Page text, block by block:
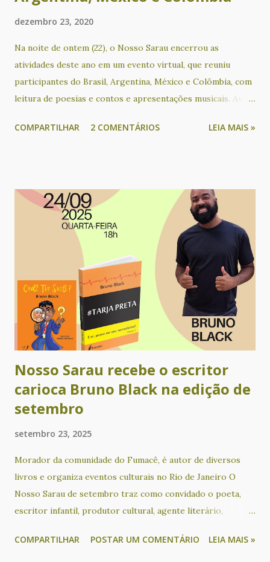
dezembro 23, 2020
Na noite de ontem (22), o Nosso Sarau encerrou as
atividades deste ano em um evento virtual, que reuniu
participantes do Brasil, Argentina, México e Colômbia, com
leitura de poesias e contos e apresentações musicais. As
desde que o evento passou a ser realizado em formato on-
Maschio, Cacau Novaes, Catarina Labouré, Cecilia Peixoto,
Cecilia Rogers, Claudia Alejandra Auriol, Cris Ávila, Cristina
Leilane Fernandes, Dilma de Andrade, Faba, Gabriela Ladrón
de Guevara, Graciela Romero, Jooselene Neggra Black,
Jorge Alfredo Castillo Moreno, Lican Javier M., Ligia
Helena Carvalho, Manuela Barreto, Mariana Valle, Mariney
Klecz, Martín Nigromante, Nhyin - o Gnomo do Arco-íris,
Priscila Moreira, Rebeca Carvalho, Regina Alves, Rita
Queiroz­, Rosania Alves, Sérgio Augusto Fer...
COMPARTILHAR 2 COMENTÁRIOS LEIA MAIS »
Nosso Sarau recebe o escritor
carioca Bruno Black na edição de
setembro
setembro 23, 2025
Morador da comunidade do Fumacê, é autor de diversos
livros e organiza eventos culturais no Rio de Janeiro O
Nosso Sarau de setembro traz como convidado o poeta,
escritor infantil, produtor cultural, agente literário,
Bruno Black, que acontece no dia 24, das 18h às 21h30, no
COMPARTILHAR POSTAR UM COMENTÁRIO LEIA MAIS »